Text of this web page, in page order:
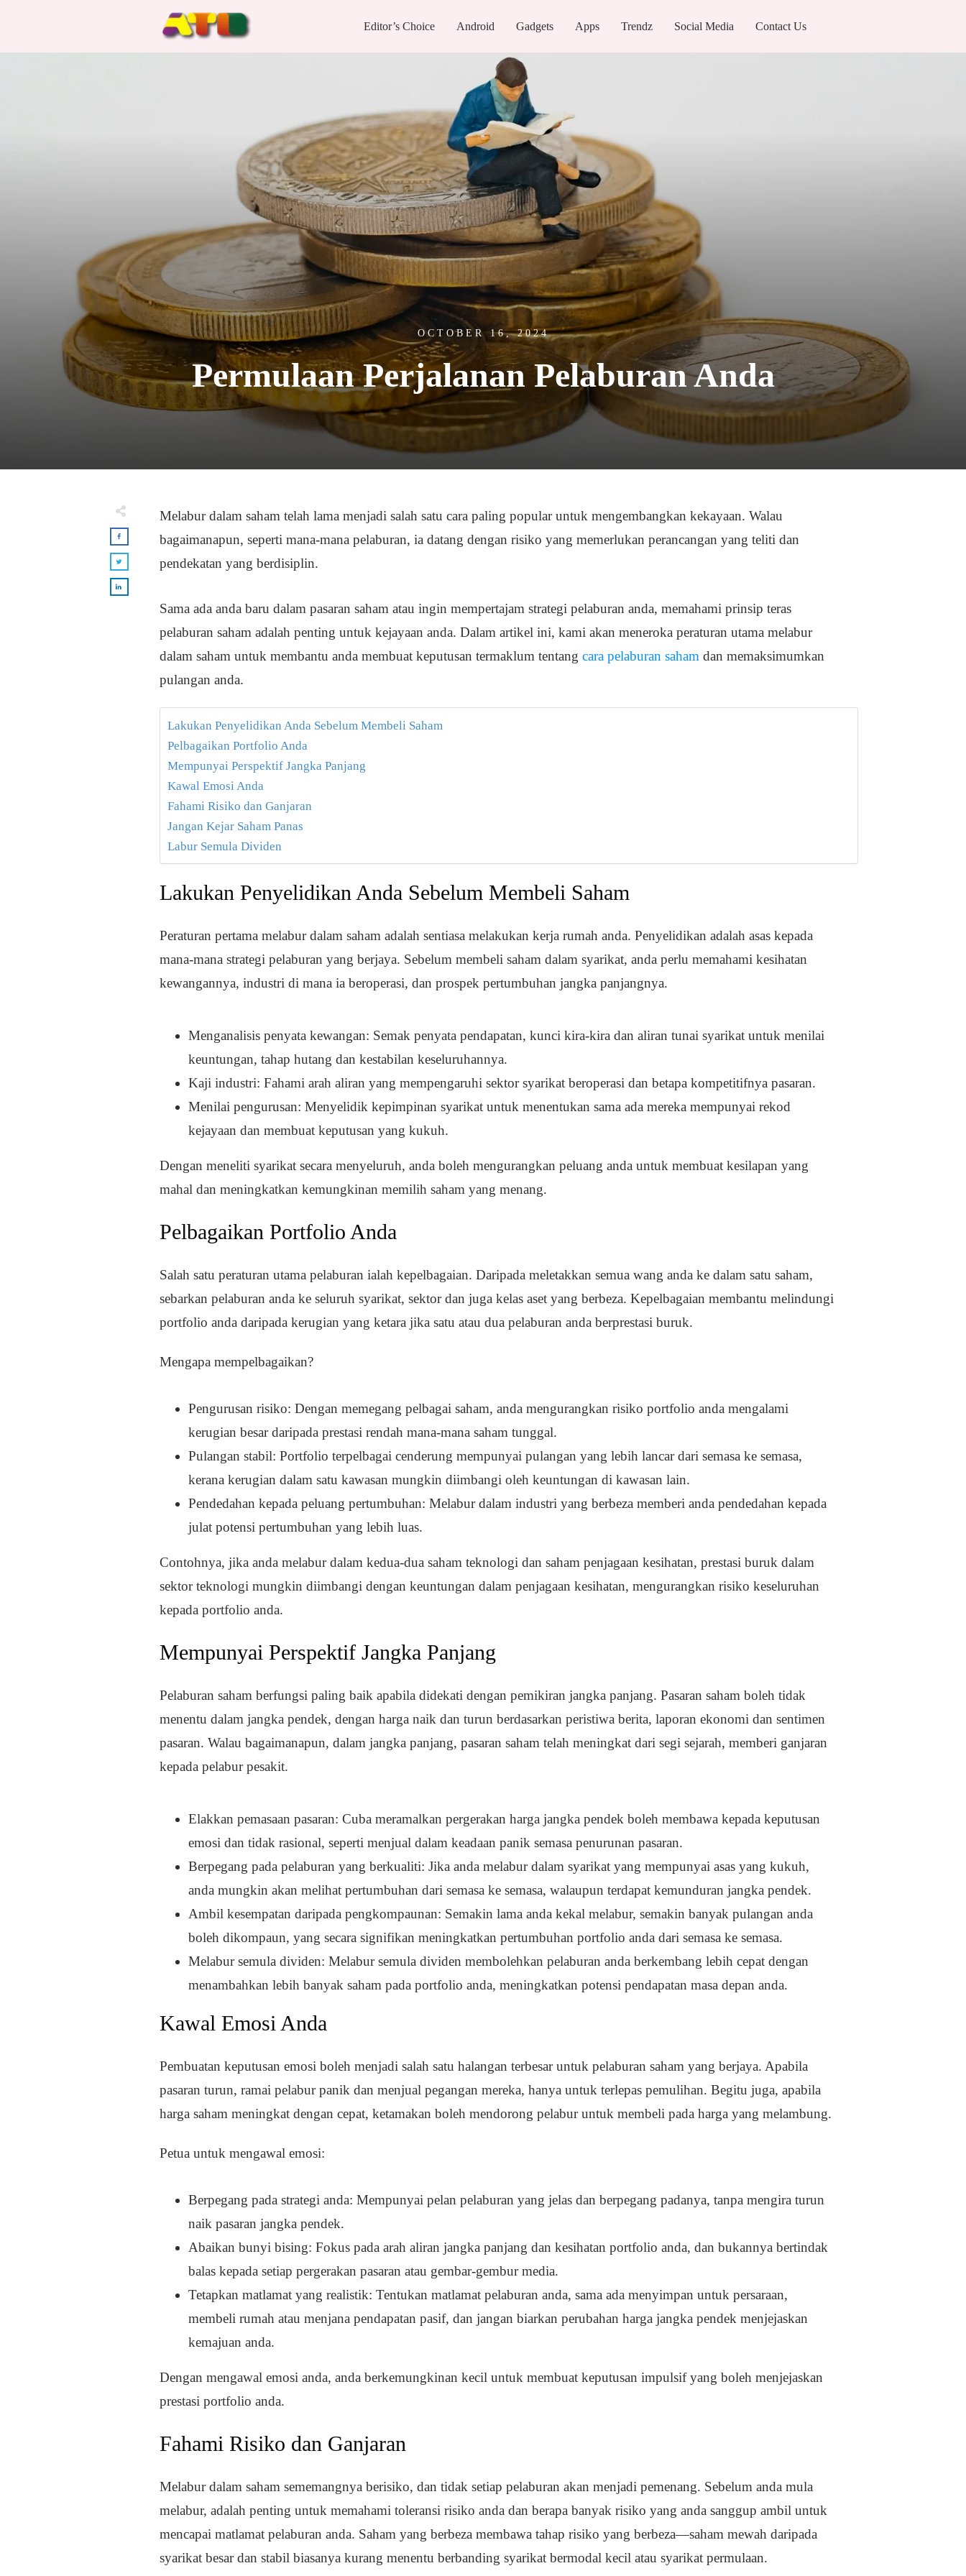
Editor’s Choice Android Gadgets Apps Trendz Social Media Contact Us
OCTOBER 16, 2024
Permulaan Perjalanan Pelaburan Anda
Melabur dalam saham telah lama menjadi salah satu cara paling popular untuk mengembangkan kekayaan. Walau
bagaimanapun, seperti mana-mana pelaburan, ia datang dengan risiko yang memerlukan perancangan yang teliti dan
pendekatan yang berdisiplin.
Sama ada anda baru dalam pasaran saham atau ingin mempertajam strategi pelaburan anda, memahami prinsip teras
pelaburan saham adalah penting untuk kejayaan anda. Dalam artikel ini, kami akan meneroka peraturan utama melabur
dalam saham untuk membantu anda membuat keputusan termaklum tentang cara pelaburan saham dan memaksimumkan
pulangan anda.
Lakukan Penyelidikan Anda Sebelum Membeli Saham
Pelbagaikan Portfolio Anda
Mempunyai Perspektif Jangka Panjang
Kawal Emosi Anda
Fahami Risiko dan Ganjaran
Jangan Kejar Saham Panas
Labur Semula Dividen
Lakukan Penyelidikan Anda Sebelum Membeli Saham
Peraturan pertama melabur dalam saham adalah sentiasa melakukan kerja rumah anda. Penyelidikan adalah asas kepada
mana-mana strategi pelaburan yang berjaya. Sebelum membeli saham dalam syarikat, anda perlu memahami kesihatan
kewangannya, industri di mana ia beroperasi, dan prospek pertumbuhan jangka panjangnya.
Menganalisis penyata kewangan: Semak penyata pendapatan, kunci kira-kira dan aliran tunai syarikat untuk menilai
keuntungan, tahap hutang dan kestabilan keseluruhannya.
Kaji industri: Fahami arah aliran yang mempengaruhi sektor syarikat beroperasi dan betapa kompetitifnya pasaran.
Menilai pengurusan: Menyelidik kepimpinan syarikat untuk menentukan sama ada mereka mempunyai rekod
kejayaan dan membuat keputusan yang kukuh.
Dengan meneliti syarikat secara menyeluruh, anda boleh mengurangkan peluang anda untuk membuat kesilapan yang
mahal dan meningkatkan kemungkinan memilih saham yang menang.
Pelbagaikan Portfolio Anda
Salah satu peraturan utama pelaburan ialah kepelbagaian. Daripada meletakkan semua wang anda ke dalam satu saham,
sebarkan pelaburan anda ke seluruh syarikat, sektor dan juga kelas aset yang berbeza. Kepelbagaian membantu melindungi
portfolio anda daripada kerugian yang ketara jika satu atau dua pelaburan anda berprestasi buruk.
Mengapa mempelbagaikan?
Pengurusan risiko: Dengan memegang pelbagai saham, anda mengurangkan risiko portfolio anda mengalami
kerugian besar daripada prestasi rendah mana-mana saham tunggal.
Pulangan stabil: Portfolio terpelbagai cenderung mempunyai pulangan yang lebih lancar dari semasa ke semasa,
kerana kerugian dalam satu kawasan mungkin diimbangi oleh keuntungan di kawasan lain.
Pendedahan kepada peluang pertumbuhan: Melabur dalam industri yang berbeza memberi anda pendedahan kepada
julat potensi pertumbuhan yang lebih luas.
Contohnya, jika anda melabur dalam kedua-dua saham teknologi dan saham penjagaan kesihatan, prestasi buruk dalam
sektor teknologi mungkin diimbangi dengan keuntungan dalam penjagaan kesihatan, mengurangkan risiko keseluruhan
kepada portfolio anda.
Mempunyai Perspektif Jangka Panjang
Pelaburan saham berfungsi paling baik apabila didekati dengan pemikiran jangka panjang. Pasaran saham boleh tidak
menentu dalam jangka pendek, dengan harga naik dan turun berdasarkan peristiwa berita, laporan ekonomi dan sentimen
pasaran. Walau bagaimanapun, dalam jangka panjang, pasaran saham telah meningkat dari segi sejarah, memberi ganjaran
kepada pelabur pesakit.
Elakkan pemasaan pasaran: Cuba meramalkan pergerakan harga jangka pendek boleh membawa kepada keputusan
emosi dan tidak rasional, seperti menjual dalam keadaan panik semasa penurunan pasaran.
Berpegang pada pelaburan yang berkualiti: Jika anda melabur dalam syarikat yang mempunyai asas yang kukuh,
anda mungkin akan melihat pertumbuhan dari semasa ke semasa, walaupun terdapat kemunduran jangka pendek.
Ambil kesempatan daripada pengkompaunan: Semakin lama anda kekal melabur, semakin banyak pulangan anda
boleh dikompaun, yang secara signifikan meningkatkan pertumbuhan portfolio anda dari semasa ke semasa.
Melabur semula dividen: Melabur semula dividen membolehkan pelaburan anda berkembang lebih cepat dengan
menambahkan lebih banyak saham pada portfolio anda, meningkatkan potensi pendapatan masa depan anda.
Kawal Emosi Anda
Pembuatan keputusan emosi boleh menjadi salah satu halangan terbesar untuk pelaburan saham yang berjaya. Apabila
pasaran turun, ramai pelabur panik dan menjual pegangan mereka, hanya untuk terlepas pemulihan. Begitu juga, apabila
harga saham meningkat dengan cepat, ketamakan boleh mendorong pelabur untuk membeli pada harga yang melambung.
Petua untuk mengawal emosi:
Berpegang pada strategi anda: Mempunyai pelan pelaburan yang jelas dan berpegang padanya, tanpa mengira turun
naik pasaran jangka pendek.
Abaikan bunyi bising: Fokus pada arah aliran jangka panjang dan kesihatan portfolio anda, dan bukannya bertindak
balas kepada setiap pergerakan pasaran atau gembar-gembur media.
Tetapkan matlamat yang realistik: Tentukan matlamat pelaburan anda, sama ada menyimpan untuk persaraan,
membeli rumah atau menjana pendapatan pasif, dan jangan biarkan perubahan harga jangka pendek menjejaskan
kemajuan anda.
Dengan mengawal emosi anda, anda berkemungkinan kecil untuk membuat keputusan impulsif yang boleh menjejaskan
prestasi portfolio anda.
Fahami Risiko dan Ganjaran
Melabur dalam saham sememangnya berisiko, dan tidak setiap pelaburan akan menjadi pemenang. Sebelum anda mula
melabur, adalah penting untuk memahami toleransi risiko anda dan berapa banyak risiko yang anda sanggup ambil untuk
mencapai matlamat pelaburan anda. Saham yang berbeza membawa tahap risiko yang berbeza—saham mewah daripada
syarikat besar dan stabil biasanya kurang menentu berbanding syarikat bermodal kecil atau syarikat permulaan.